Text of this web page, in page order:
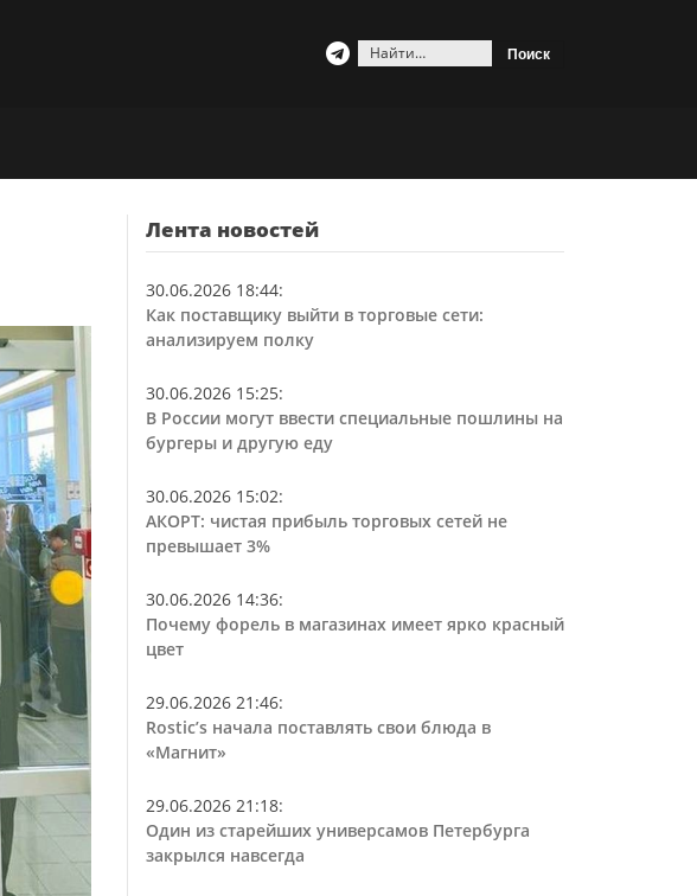
Найти:
Лента новостей
30.06.2026 18:44:
Как поставщику выйти в торговые сети:
анализируем полку
30.06.2026 15:25:
В России могут ввести специальные пошлины на
бургеры и другую еду
30.06.2026 15:02:
АКОРТ: чистая прибыль торговых сетей не
превышает 3%
30.06.2026 14:36:
Почему форель в магазинах имеет ярко красный
цвет
29.06.2026 21:46:
Rostic’s начала поставлять свои блюда в
«Магнит»
29.06.2026 21:18:
Один из старейших универсамов Петербурга
закрылся навсегда